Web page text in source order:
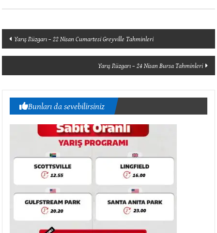
Yazı
dolaşımı
Yarış Rüzgarı – 22 Nisan Cumartesi Greyville Tahminleri
Yarış Rüzgarı – 24 Nisan Bursa Tahminleri
Bunları da sevebilirsiniz